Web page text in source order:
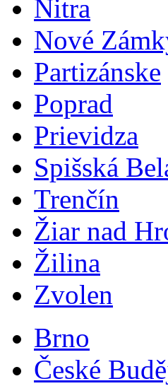
Nitra
Nové
Partizánske
Poprad
Prievidza
Spišská
Trenčín
Žiar nad
Žilina
Zvolen
Brno
České